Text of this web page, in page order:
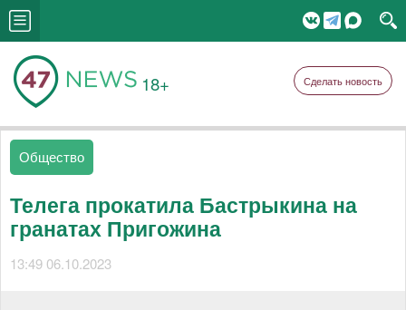
18+ Сделать новость
Общество
Телега прокатила Бастрыкина на
гранатах Пригожина
13:49 06.10.2023